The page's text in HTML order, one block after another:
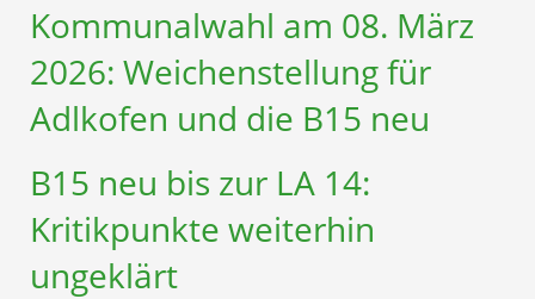
Kommunalwahl am 08. März
2026: Weichenstellung für
Adlkofen und die B15 neu
B15 neu bis zur LA 14:
Kritikpunkte weiterhin
ungeklärt